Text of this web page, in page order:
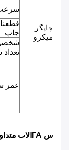
چاپگر
میکرو
چاپ
عمر
س FAالات متداول: